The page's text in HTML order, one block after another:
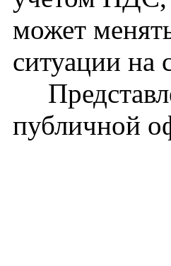
может
ситуации на
публичной